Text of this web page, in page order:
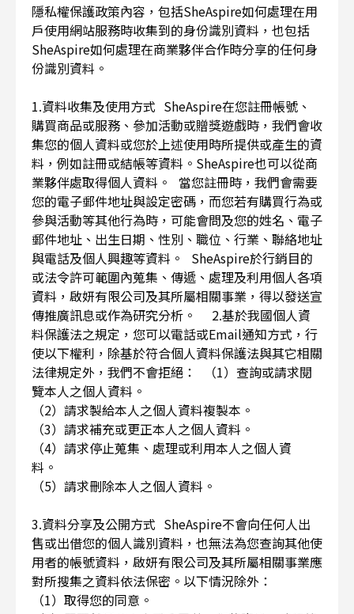
隱私權保護政策內容，包括SheAspire如何處理在用
戶使用網站服務時收集到的身份識別資料，也包括
SheAspire如何處理在商業夥伴合作時分享的任何身
份識別資料。
1.資料收集及使用方式 SheAspire在您註冊帳號、
購買商品或服務、參加活動或贈獎遊戲時，我們會收
集您的個人資料或您於上述使用時所提供或產生的資
料，例如註冊或結帳等資料。SheAspire也可以從商
業夥伴處取得個人資料。 當您註冊時，我們會需要
您的電子郵件地址與設定密碼，而您若有購買行為或
參與活動等其他行為時，可能會問及您的姓名、電子
郵件地址、出生日期、性別、職位、行業、聯絡地址
與電話及個人興趣等資料。 SheAspire於行銷目的
或法令許可範圍內蒐集、傳遞、處理及利用個人各項
資料，啟妍有限公司及其所屬相關事業，得以發送宣
傳推廣訊息或作為研究分析。 2.基於我國個人資
料保護法之規定，您可以電話或Email通知方式，行
使以下權利，除基於符合個人資料保護法與其它相關
法律規定外，我們不會拒絕： （1）查詢或請求閱
覽本人之個人資料。
（2）請求製給本人之個人資料複製本。
（3）請求補充或更正本人之個人資料。
（4）請求停止蒐集、處理或利用本人之個人資
料。
（5）請求刪除本人之個人資料。
3.資料分享及公開方式 SheAspire不會向任何人出
售或出借您的個人識別資料，也無法為您查詢其他使
用者的帳號資料，啟妍有限公司及其所屬相關事業應
對所搜集之資料依法保密。以下情況除外：
（1）取得您的同意。